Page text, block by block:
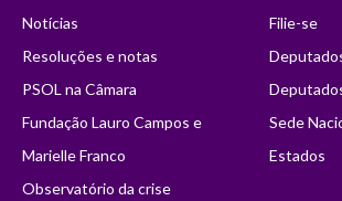
Notícias
Resoluções e notas
PSOL na Câmara
Fundação Lauro Campos e
Marielle Franco
Observatório da crise
Filie-se
Sede
Estados